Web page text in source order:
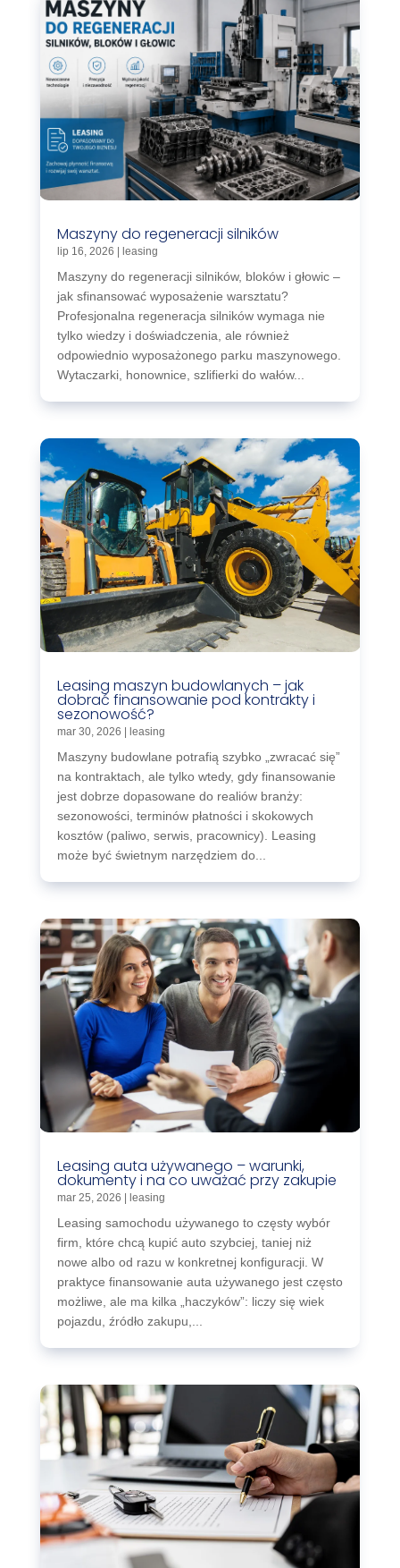
Maszyny do regeneracji silników
lip 16, 2026 | leasing
Maszyny do regeneracji silników, bloków i głowic –
jak sfinansować wyposażenie warsztatu?
Profesjonalna regeneracja silników wymaga nie
tylko wiedzy i doświadczenia, ale również
odpowiednio wyposażonego parku maszynowego.
Wytaczarki, honownice, szlifierki do wałów...
Leasing maszyn budowlanych – jak
dobrać finansowanie pod kontrakty i
sezonowość?
mar 30, 2026 | leasing
Maszyny budowlane potrafią szybko „zwracać się”
na kontraktach, ale tylko wtedy, gdy finansowanie
jest dobrze dopasowane do realiów branży:
sezonowości, terminów płatności i skokowych
kosztów (paliwo, serwis, pracownicy). Leasing
może być świetnym narzędziem do...
Leasing auta używanego – warunki,
dokumenty i na co uważać przy zakupie
mar 25, 2026 leasing
Leasing samochodu używanego to częsty wybór
firm, które chcą kupić auto szybciej, taniej niż
nowe albo od razu w konkretnej konfiguracji. W
praktyce finansowanie auta używanego jest często
możliwe, ale ma kilka „haczyków”: liczy się wiek
pojazdu, źródło zakupu,...